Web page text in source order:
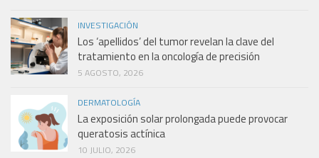
INVESTIGACIÓN
Los ‘apellidos’ del tumor revelan la clave del
tratamiento en la oncología de precisión
5 AGOSTO, 2026
DERMATOLOGÍA
La exposición solar prolongada puede provocar
queratosis actínica
10 JULIO, 2026